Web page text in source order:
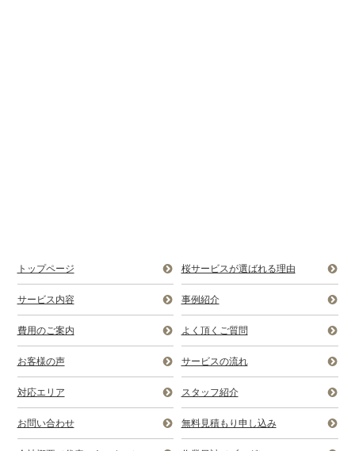
トップページ 桜サービスが選ばれる理由
サービス内容 事例紹介
費用のご案内 よく頂くご質問
お客様の声 サービスの流れ
対応エリア スタッフ紹介
お問い合わせ 無料見積もり申し込み